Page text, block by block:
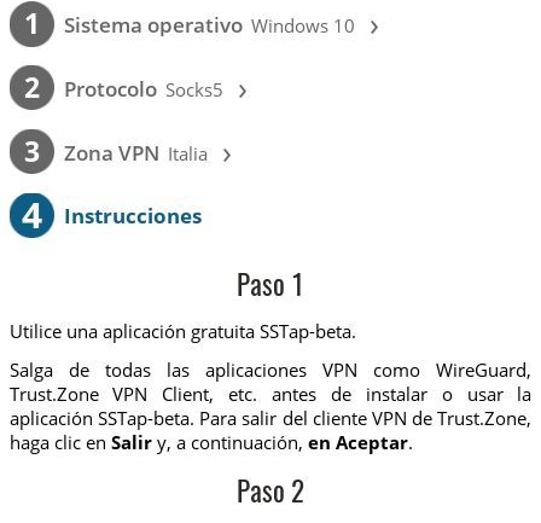
1 Sistema operativo Windows 10 ›
2 Protocolo Socks5 ›
3 Zona VPN Italia ›
4 Instrucciones
Paso 1
Utilice una aplicación gratuita SSTap-beta.
Salga de todas las aplicaciones VPN como WireGuard,
Trust.Zone VPN Client, etc. antes de instalar o usar la
aplicación SSTap-beta. Para salir del cliente VPN de Trust.Zone,
haga clic en Saliry, a continuación, en Aceptar.
Paso 2